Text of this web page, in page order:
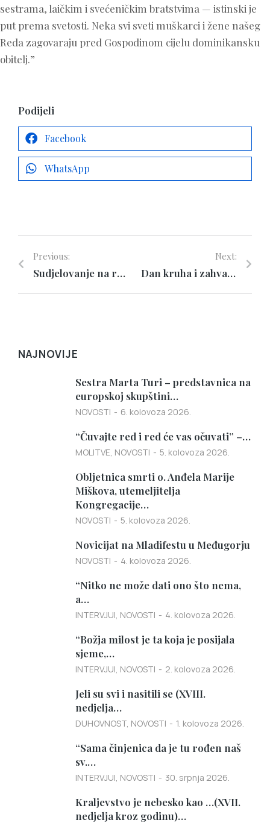
sestrama, laičkim i svećeničkim bratstvima — istinski je
put prema svetosti. Neka svi sveti muškarci i žene našeg
Reda zagovaraju pred Gospodinom cijelu dominikansku
obitelj.”
Podijeli
Facebook
WhatsApp
Previous:
Sudjelovanje na radionici
Next:
Dan kruha i zahvalnosti za plodove zemlje
NAJNOVIJE
Sestra Marta Turi – predstavnica na
europskoj skupštini…
NOVOSTI 6. kolovoza 2026.
“Čuvajte red i red će vas očuvati” –…
MOLITVE, NOVOSTI 5. kolovoza 2026.
Obljetnica smrti o. Anđela Marije
Miškova, utemeljitelja
Kongregacije…
NOVOSTI 5. kolovoza 2026.
Novicijat na Mladifestu u Međugorju
NOVOSTI 4. kolovoza 2026.
“Nitko ne može dati ono što nema,
a…
INTERVJUI, NOVOSTI 4. kolovoza 2026.
“Božja milost je ta koja je posijala
sjeme,…
INTERVJUI, NOVOSTI 2. kolovoza 2026.
Jeli su svi i nasitili se (XVIII.
nedjelja…
DUHOVNOST, NOVOSTI 1. kolovoza 2026.
“Sama činjenica da je tu rođen naš
sv.…
INTERVJUI, NOVOSTI 30. srpnja 2026.
Kraljevstvo je nebesko kao …(XVII.
nedjelja kroz godinu)…